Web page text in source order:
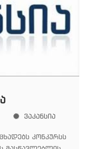
ვაკანსია
კონკურსს